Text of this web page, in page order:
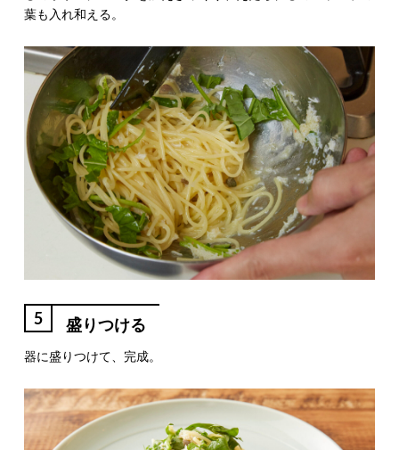
葉も入れ和える。
5 盛りつける
器に盛りつけて、完成。